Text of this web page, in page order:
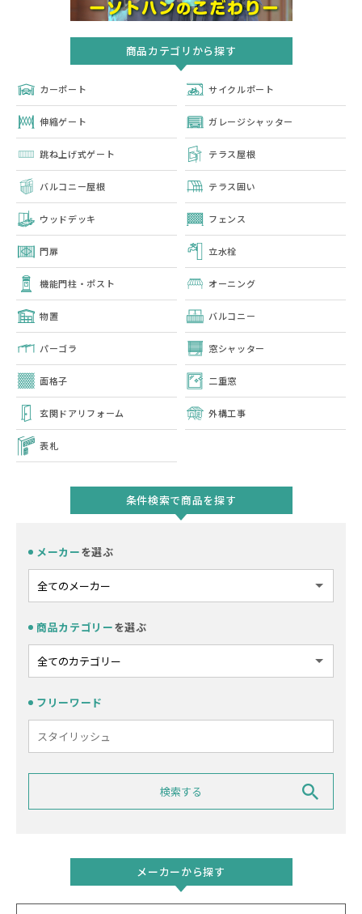
商品カテゴリから探す
カーポート サイクルポート
伸縮ゲート ガレージシャッター
跳ね上げ式ゲート テラス屋根
バルコニー屋根 テラス囲い
ウッドデッキ フェンス
門扉 立水栓
機能門柱・ポスト オーニング
物置 バルコニー
パーゴラ 窓シャッター
面格子 二重窓
玄関ドアリフォーム 外構工事
表札
条件検索で商品を探す
メーカーを選ぶ
商品カテゴリーを選ぶ
フリーワード
メーカーから探す